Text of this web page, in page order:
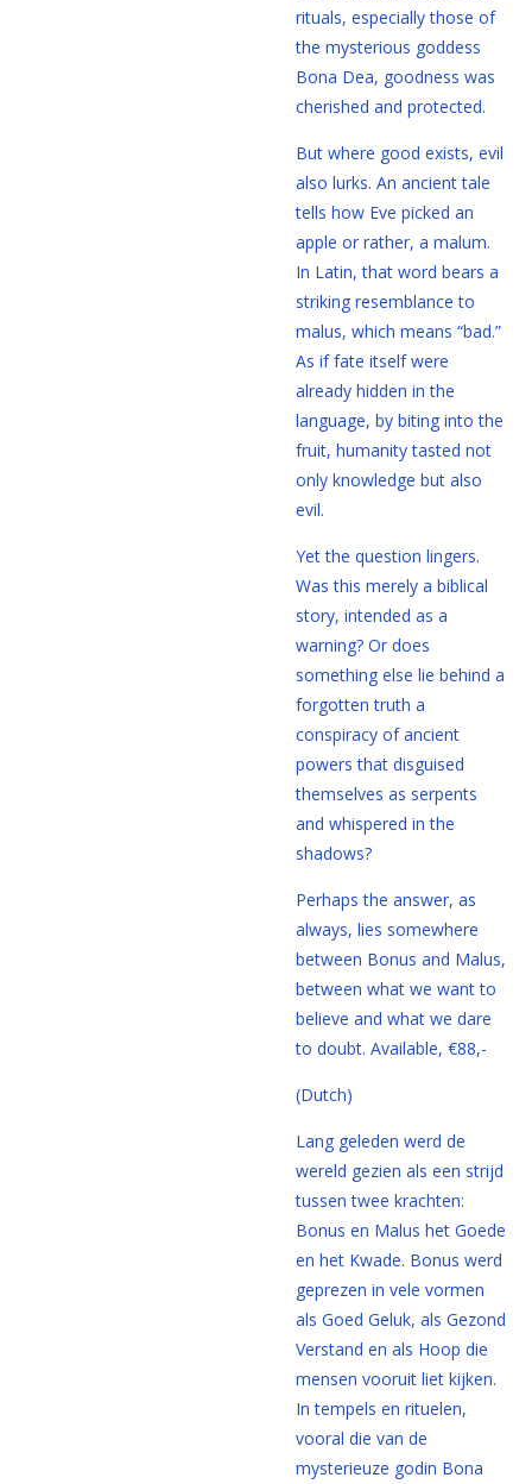
rituals, especially those of
the mysterious goddess
Bona Dea, goodness was
cherished and protected.
But where good exists, evil
also lurks. An ancient tale
tells how Eve picked an
apple or rather, a malum.
In Latin, that word bears a
striking resemblance to
malus, which means “bad.”
As if fate itself were
already hidden in the
language, by biting into the
fruit, humanity tasted not
only knowledge but also
evil.
Yet the question lingers.
Was this merely a biblical
story, intended as a
warning? Or does
something else lie behind a
forgotten truth a
conspiracy of ancient
powers that disguised
themselves as serpents
and whispered in the
shadows?
Perhaps the answer, as
always, lies somewhere
between Bonus and Malus,
between what we want to
believe and what we dare
to doubt. Available, €88,-
(Dutch)
Lang geleden werd de
wereld gezien als een strijd
tussen twee krachten:
Bonus en Malus het Goede
en het Kwade. Bonus werd
geprezen in vele vormen
als Goed Geluk, als Gezond
Verstand en als Hoop die
mensen vooruit liet kijken.
In tempels en rituelen,
vooral die van de
mysterieuze godin Bona